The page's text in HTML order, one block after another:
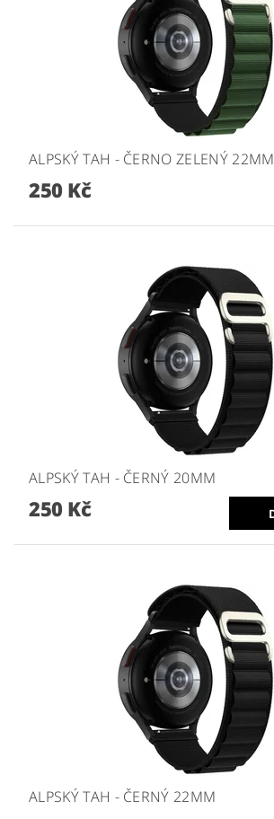
ALPSKÝ TAH - ČERNO ZELENÝ 22MM
250 Kč
ALPSKÝ TAH - ČERNÝ 20MM
250 Kč
ALPSKÝ TAH - ČERNÝ 22MM